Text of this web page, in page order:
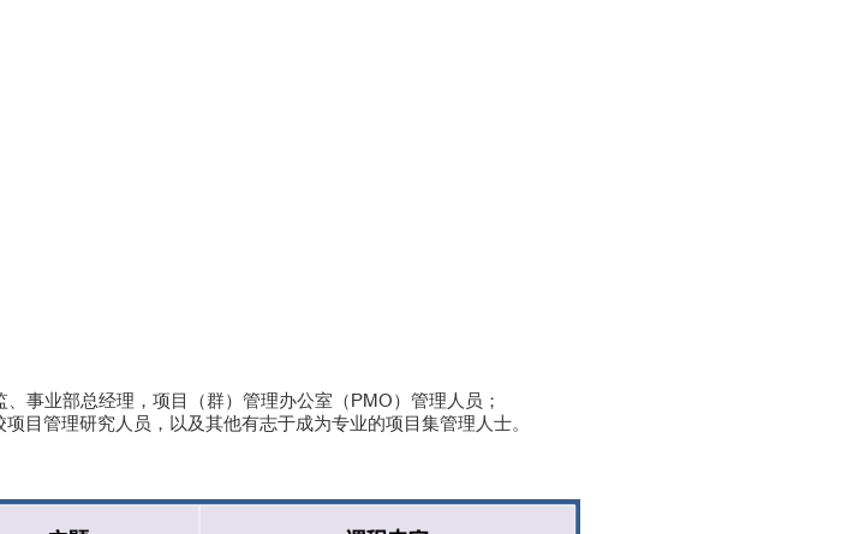
业部总经理，项目（群）管理办公室（PMO）管理人员；
管理研究人员，以及其他有志于成为专业的项目集管理人士。